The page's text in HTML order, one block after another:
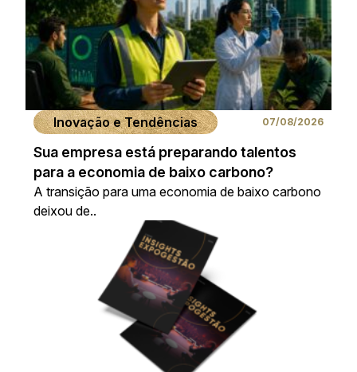
Inovação e Tendências 07/08/2026
Sua empresa está preparando talentos
para a economia de baixo carbono?
A transição para uma economia de baixo carbono
deixou de..